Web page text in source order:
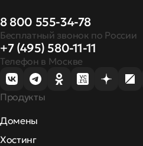
8 800 555-34-78
Бесплатный звонок по России
+7 (495) 580-11-11
Телефон в Москве
Продукты
Домены
Хостинг